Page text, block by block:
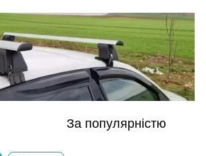
За популярністю